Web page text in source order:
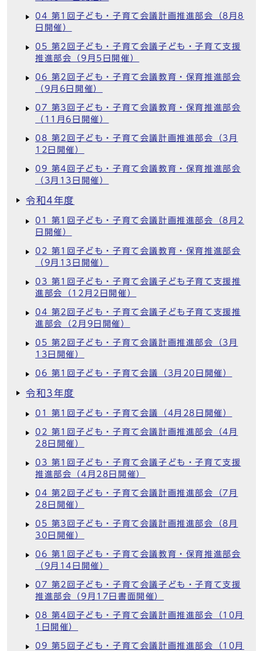
04 第1回子ども・子育て会議計画推進部会（8月8
日開催）
05 第2回子ども・子育て会議子ども・子育て支援
推進部会（9月5日開催）
06 第2回子ども・子育て会議教育・保育推進部会
（9月6日開催）
07 第3回子ども・子育て会議教育・保育推進部会
（11月6日開催）
08 第2回子ども・子育て会議計画推進部会（3月
12日開催）
09 第4回子ども・子育て会議教育・保育推進部会
（3月13日開催）
令和4年度
01 第1回子ども・子育て会議計画推進部会（8月2
日開催）
02 第1回子ども・子育て会議教育・保育推進部会
（9月13日開催）
03 第1回子ども・子育て会議子ども子育て支援推
進部会（12月2日開催）
04 第2回子ども・子育て会議子ども子育て支援推
進部会（2月9日開催）
05 第2回子ども・子育て会議計画推進部会（3月
13日開催）
06 第1回子ども・子育て会議（3月20日開催）
令和3年度
01 第1回子ども・子育て会議（4月28日開催）
02 第1回子ども・子育て会議計画推進部会（4月
28日開催）
03 第1回子ども・子育て会議子ども・子育て支援
推進部会（4月28日開催）
04 第2回子ども・子育て会議計画推進部会（7月
28日開催）
05 第3回子ども・子育て会議計画推進部会（8月
30日開催）
06 第1回子ども・子育て会議教育・保育推進部会
（9月14日開催）
07 第2回子ども・子育て会議子ども・子育て支援
推進部会（9月17日書面開催）
08 第4回子ども・子育て会議計画推進部会（10月
1日開催）
09 第5回子ども・子育て会議計画推進部会（10月